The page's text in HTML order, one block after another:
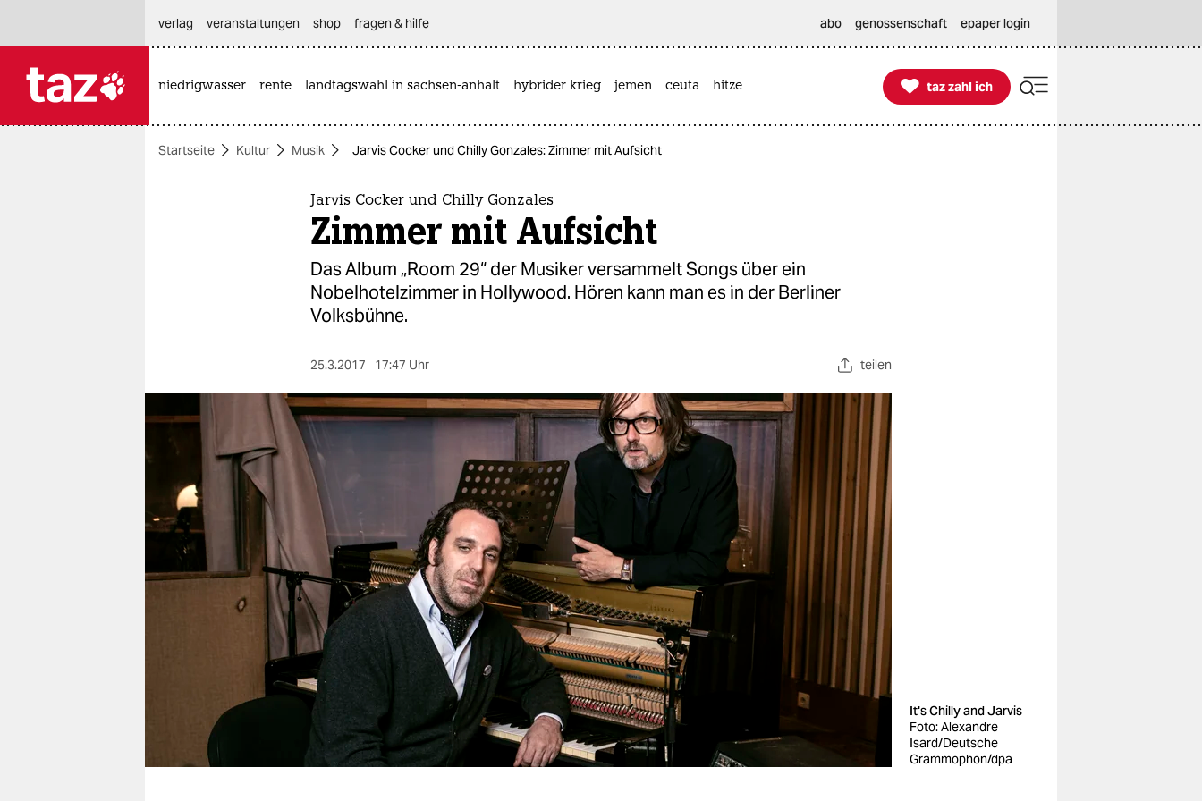
themen
wahrheit
verlag
verlag
veranstaltungen
unterstützen
genossenschaft
verlag
veranstaltungen shop fragen & hilfe abo genossenschaft epaper login
niedrigwasser rente landtagswahl in sachsen-anhalt hybrider krieg jemen ceuta hitze 
taz zahl ich
taz zahl ich
Startseite Kultur Musik Jarvis Cocker und Chilly Gonzales: Zimmer mit Aufsicht
Jarvis Cocker und Chilly Gonzales
Zimmer mit Aufsicht
Das Album „Room 29“ der Musiker versammelt Songs über ein
Nobelhotelzimmer in Hollywood. Hören kann man es in der Berliner
Volksbühne.
25.3.2017 17:47 Uhr teilen
It's Chilly and Jarvis
Foto: Alexandre
Isard/Deutsche
Grammophon/dpa